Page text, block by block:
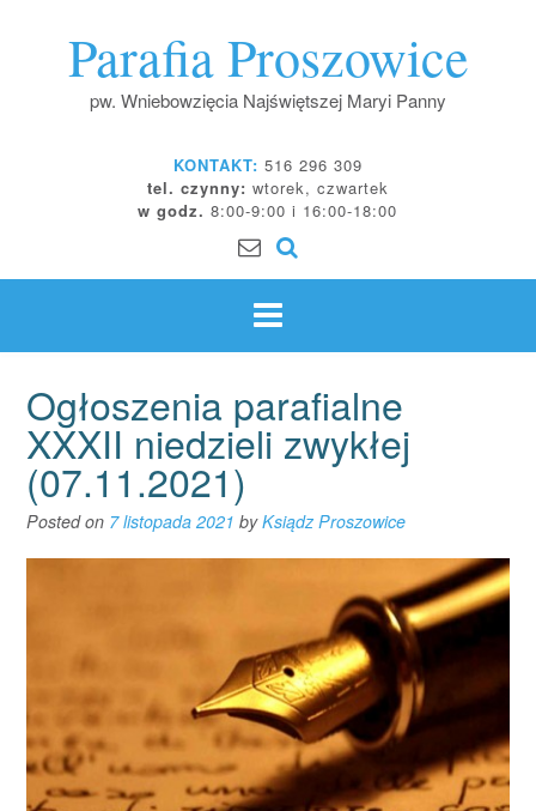
Parafia Proszowice
pw. Wniebowzięcia Najświętszej Maryi Panny
KONTAKT: 516 296 309
tel. czynny: wtorek, czwartek
w godz. 8:00-9:00 i 16:00-18:00
Ogłoszenia parafialne
XXXII niedzieli zwykłej
(07.11.2021)
Posted on 7 listopada 2021 byKsiądz Proszowice